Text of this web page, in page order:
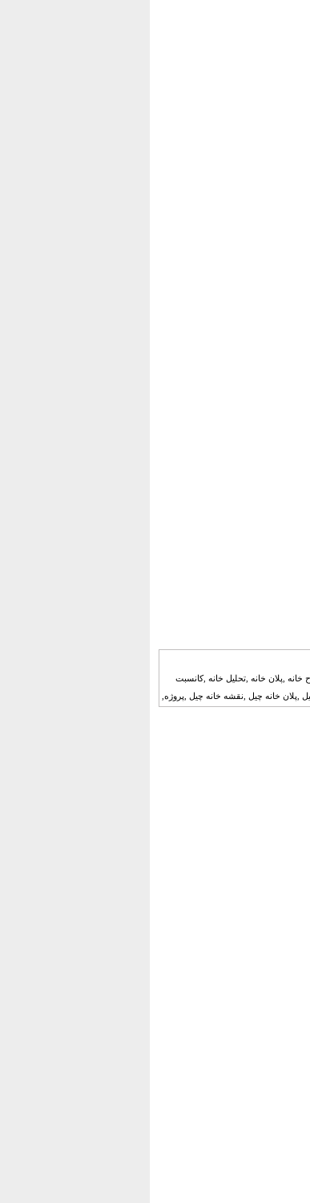
,پلان خانه ,تحلیل خانه ,کانسبت
,پلان خانه چیل ,نقشه خانه چیل ,پروژه,